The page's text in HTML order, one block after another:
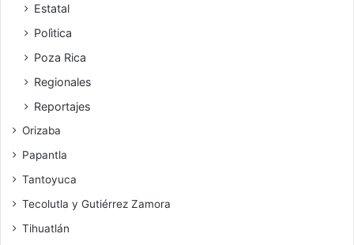
Estatal
Polìtica
Poza Rica
Regionales
Reportajes
Orizaba
Papantla
Tantoyuca
Tecolutla y Gutiérrez Zamora
Tihuatlán